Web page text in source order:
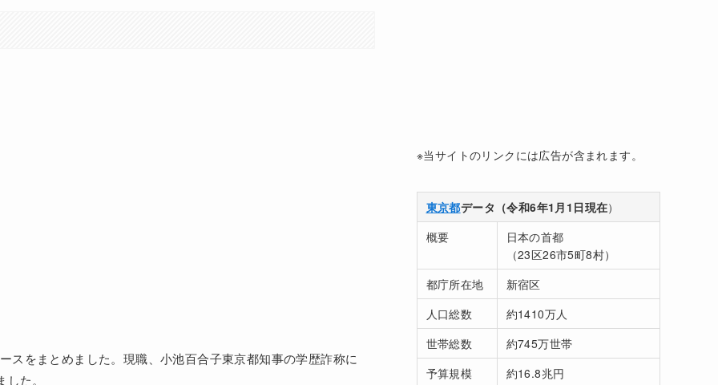
スをまとめました。現職、小池百合子東京都知事の学歴詐称に
た。
※当サイトのリンクには広告が含まれます。
東京都データ（令和6年1月1日現在）
概要
日本の首都
（23区26市5町8村）
都庁所在地
新宿区
人口総数
約1410万人
世帯総数
約745万世帯
予算規模
約16.8兆円